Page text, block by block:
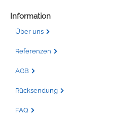
Information
Über uns
Referenzen
AGB
Rücksendung
FAQ